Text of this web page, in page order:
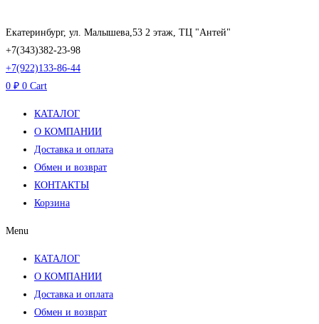
к
содержимому
Екатеринбург, ул. Малышева,53 2 этаж, ТЦ "Антей"
+7(343)382-23-98
+7(922)133-86-44
0 ₽ 0 Cart
КАТАЛОГ
О КОМПАНИИ
Доставка и оплата
Обмен и возврат
КОНТАКТЫ
Корзина
Menu
КАТАЛОГ
О КОМПАНИИ
Доставка и оплата
Обмен и возврат